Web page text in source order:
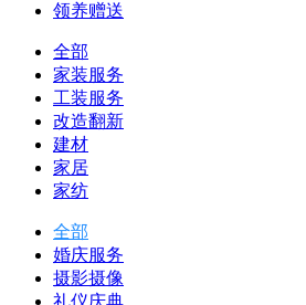
领养赠送
全部
家装服务
工装服务
改造翻新
建材
家居
家纺
全部
婚庆服务
摄影摄像
礼仪庆典